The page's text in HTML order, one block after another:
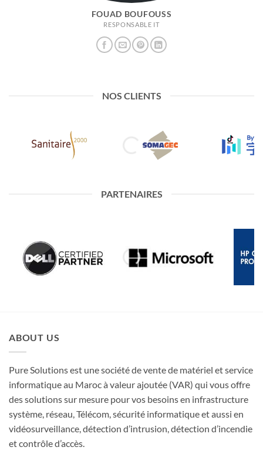
FOUAD BOUFOUSS
RESPONSABLE IT
NOS CLIENTS
PARTENAIRES
ABOUT US
Pure Solutions est une société de vente de matériel et service
informatique au Maroc à valeur ajoutée (VAR) qui vous offre
des solutions sur mesure pour vos besoins en infrastructure
système, réseau, Télécom, sécurité informatique et aussi en
vidéosurveillance, détection d’intrusion, détection d’incendie
et contrôle d’accès.